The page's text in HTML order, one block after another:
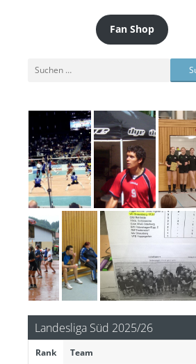
Fan Shop
Suchen
Landesliga Süd 2025/26
Rank Team